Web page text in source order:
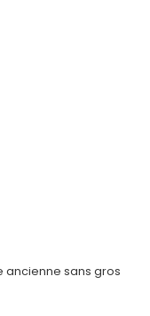
ancienne sans gros